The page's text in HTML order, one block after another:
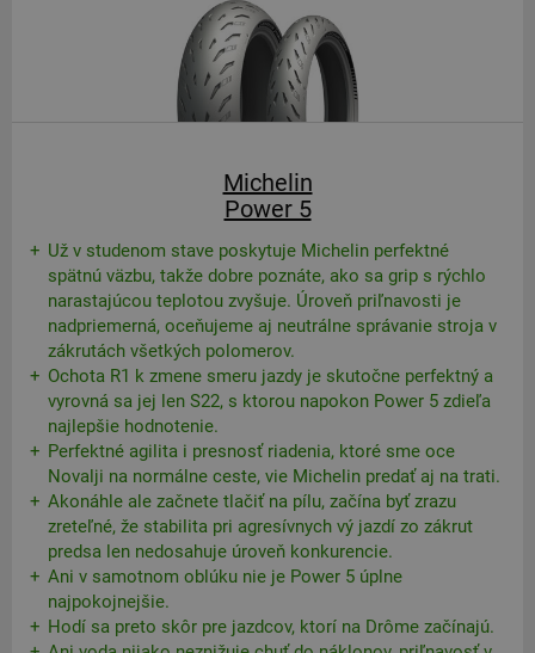
Michelin
Power 5
Už v studenom stave poskytuje Michelin perfektné
spätnú väzbu, takže dobre poznáte, ako sa grip s rýchlo
narastajúcou teplotou zvyšuje. Úroveň priľnavosti je
nadpriemerná, oceňujeme aj neutrálne správanie stroja v
zákrutách všetkých polomerov.
Ochota R1 k zmene smeru jazdy je skutočne perfektný a
vyrovná sa jej len S22, s ktorou napokon Power 5 zdieľa
najlepšie hodnotenie.
Perfektné agilita i presnosť riadenia, ktoré sme oce
Novalji na normálne ceste, vie Michelin predať aj na trati.
Akonáhle ale začnete tlačiť na pílu, začína byť zrazu
zreteľné, že stabilita pri agresívnych vý jazdí zo zákrut
predsa len nedosahuje úroveň konkurencie.
Ani v samotnom oblúku nie je Power 5 úplne
najpokojnejšie.
Hodí sa preto skôr pre jazdcov, ktorí na Drôme začínajú.